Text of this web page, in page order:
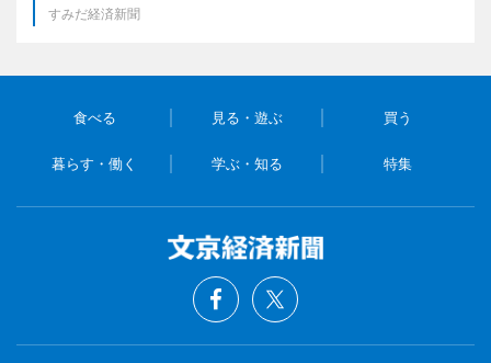
すみだ経済新聞
食べる 見る・遊ぶ 買う
暮らす・働く 学ぶ・知る 特集